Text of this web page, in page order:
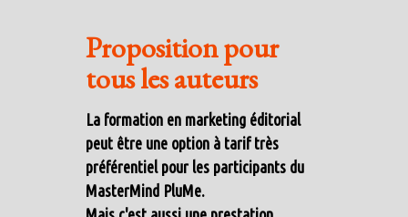
Proposition pour
tous les auteurs
La formation en marketing éditorial
peut être une option à tarif très
préférentiel pour les participants du
MasterMind PluMe.